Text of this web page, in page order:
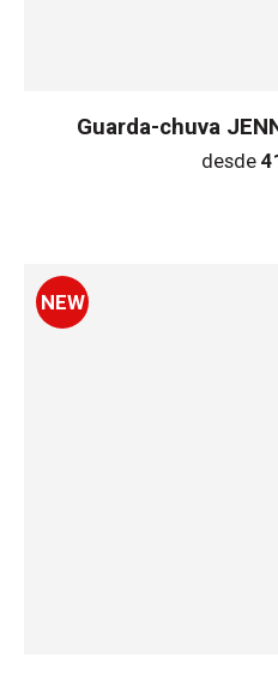
Guarda-chuva
desde
NEW